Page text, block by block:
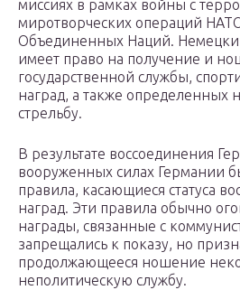
миссиях в рамках войны с
миротворческих операций
Объединенных Наций.
имеет право на получение и
государственной службы,
наград, а также определенных
стрельбу.
В результате воссоединения
вооруженных силах Германии
правила, касающиеся статуса
наград. Эти правила обычно
награды, связанные с
запрещались к показу, но
продолжающееся ношение
неполитическую службу.